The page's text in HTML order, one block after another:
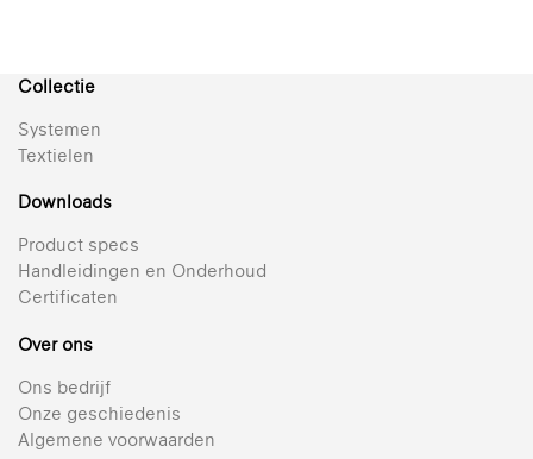
Collectie
Systemen
Textielen
Downloads
Product specs
Handleidingen en Onderhoud
Certificaten
Over ons
Ons bedrijf
Onze geschiedenis
Algemene voorwaarden